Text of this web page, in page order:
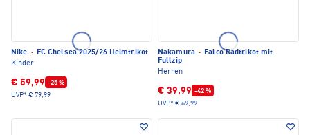
Nike · FC Chelsea 2025/26 Heimtrikot
Kinder
€ 59,99 -25 %
UVP* € 79,99
Nakamura · Falco Radtrikot mit
Fullzip
Herren
€ 39,99 -42 %
UVP* € 69,99